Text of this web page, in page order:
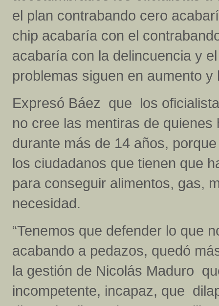
el plan contrabando cero
chip acabaría con el
acabaría con la delincuencia y
problemas siguen en aumento
Expresó Báez que los
no cree las mentiras de
durante más de 14 años,
los ciudadanos que tienen que
para conseguir alimentos, gas,
necesidad.
“Tenemos que defender lo que
acabando a pedazos, quedó
la gestión de Nicolás Maduro
incompetente, incapaz, que